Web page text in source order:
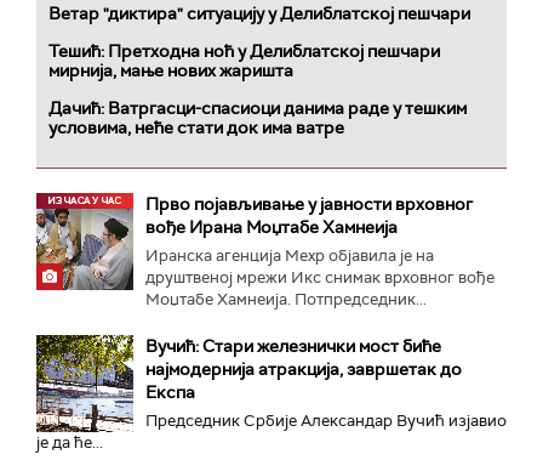
Ветар "диктира" ситуацију у Делиблатској пешчари
Тешић: Претходна ноћ у Делиблатској пешчари
мирнија, мање нових жаришта
Дачић: Ватргасци-спасиоци данима раде у тешким
условима, неће стати док има ватре
Прво појављивање у јавности врховног
вође Ирана Моџтабe Хамнеија
Иранска агенција Мехр објавила је на
друштвеној мрежи Икс снимак врховног вође
Моџтабе Хамнеија. Потпредседник...
Вучић: Стари железнички мост биће
најмодернија атракција, завршетак до
Експа
Председник Србије Александар Вучић изјавио
је да ће...